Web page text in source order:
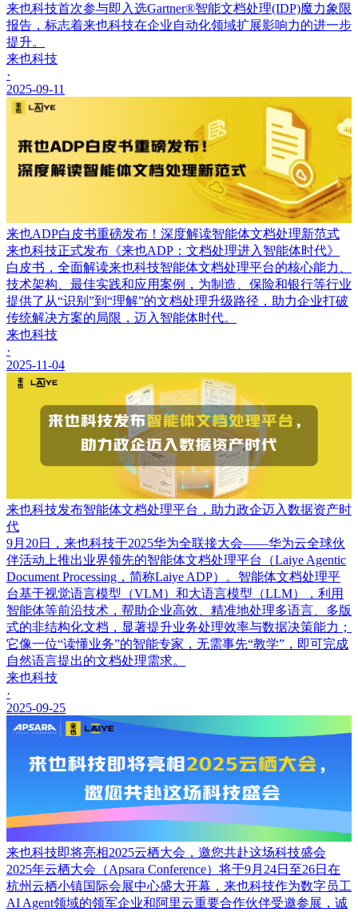
来也科技首次参与即入选Gartner®智能文档处理(IDP)魔力象限
报告，标志着来也科技在企业自动化领域扩展影响力的进一步
提升。
来也科技
·
2025-09-11
来也ADP白皮书重磅发布！深度解读智能体文档处理新范式
来也科技正式发布《来也ADP：文档处理进入智能体时代》
白皮书，全面解读来也科技智能体文档处理平台的核心能力、
技术架构、最佳实践和应用案例，为制造、保险和银行等行业
提供了从“识别”到“理解”的文档处理升级路径，助力企业打破
传统解决方案的局限，迈入智能体时代。
来也科技
·
2025-11-04
来也科技发布智能体文档处理平台，助力政企迈入数据资产时
代
9月20日，来也科技于2025华为全联接大会——华为云全球伙
伴活动上推出业界领先的智能体文档处理平台（Laiye Agentic
Document Processing，简称Laiye ADP）。智能体文档处理平
台基于视觉语言模型（VLM）和大语言模型（LLM），利用
智能体等前沿技术，帮助企业高效、精准地处理多语言、多版
式的非结构化文档，显著提升业务处理效率与数据决策能力；
它像一位“读懂业务”的智能专家，无需事先“教学”，即可完成
自然语言提出的文档处理需求。
来也科技
·
2025-09-25
来也科技即将亮相2025云栖大会，邀您共赴这场科技盛会
2025年云栖大会（Apsara Conference）将于9月24日至26日在
杭州云栖小镇国际会展中心盛大开幕，来也科技作为数字员工
AI Agent领域的领军企业和阿里云重要合作伙伴受邀参展，诚